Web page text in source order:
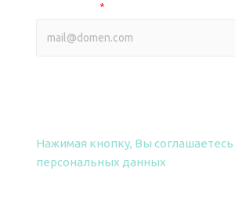
*
Нажимая кнопку, Вы соглашаетесь
персональных данных